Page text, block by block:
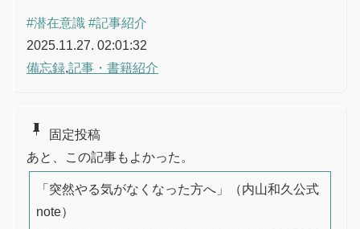
#潜在意識 #記事紹介
2025.11.27. 02:01:32
備忘録,記事・書籍紹介
push_pin
固定投稿
あと、この記事もよかった。
「突然やる気がなくなった方へ」（内山和久公式
note）